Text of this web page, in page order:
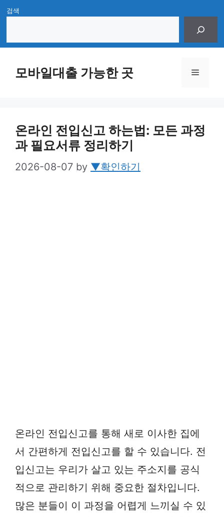
Skip
content
검색
모바일대출 가능한 곳 Menu
온라인 전입신고 하는법: 모든 과정
과 필요서류 정리하기
2026-08-07 by ▼확인하기
온라인 전입신고를 통해 새로 이사한 집에
서 간편하게 전입신고를 할 수 있습니다. 전
입신고는 우리가 살고 있는 주소지를 공식
적으로 관리하기 위해 중요한 절차입니다.
많은 분들이 이 과정을 어렵게 느끼실 수 있